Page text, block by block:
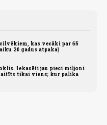
kas vecāki par 65
20 gadus atpakaļ
Iekasēti jau pieci miljoni
tikai viens; kur palika